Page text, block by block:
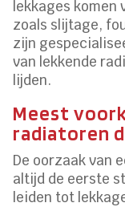
lekkages
zoals slijtage,
zijn
van lekkende
lijden.
Meest
radiatoren
De oorzaak van
altijd de eerste
leiden tot